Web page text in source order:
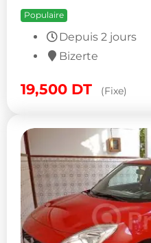
Populaire
Depuis 2 jours
Bizerte
19,500 DT (Fixe)